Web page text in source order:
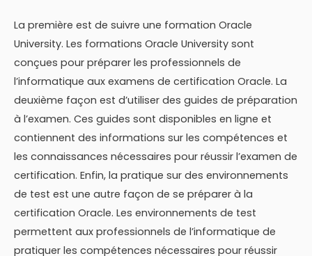
La première est de suivre une formation Oracle
University. Les formations Oracle University sont
conçues pour préparer les professionnels de
l’informatique aux examens de certification Oracle. La
deuxième façon est d’utiliser des guides de préparation
à l’examen. Ces guides sont disponibles en ligne et
contiennent des informations sur les compétences et
les connaissances nécessaires pour réussir l’examen de
certification. Enfin, la pratique sur des environnements
de test est une autre façon de se préparer à la
certification Oracle. Les environnements de test
permettent aux professionnels de l’informatique de
pratiquer les compétences nécessaires pour réussir